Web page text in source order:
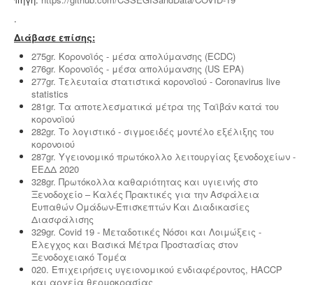
.
Διάβασε επίσης:
275gr. Κορονοϊός - μέσα απολύμανσης (ECDC)
276gr. Κορονοϊός - μέσα απολύμανσης (US EPA)
277gr. Τελευταία στατιστικά κορονοϊού - Coronavirus live
statistics
281gr. Τα αποτελεσματικά μέτρα της Ταϊβάν κατά του
κορονοϊού
282gr. Το λογιστικό - σιγμοειδές μοντέλο εξέλιξης του
κορονοιού
287gr. Υγειονομικό πρωτόκολλο λειτουργίας ξενοδοχείων -
ΕΕΔΔ 2020
328gr. Πρωτόκολλα καθαριότητας και υγιεινής στο
Ξενοδοχείο – Καλές Πρακτικές για την Ασφάλεια
Ευπαθών Ομάδων-Επισκεπτών Και Διαδικασίες
Διασφάλισης
329gr. Covid 19 - Μεταδοτικές Νόσοι και Λοιμώξεις -
Έλεγχος και Βασικά Μέτρα Προστασίας στον
Ξενοδοχειακό Τομέα
020. Επιχειρήσεις υγειονομικού ενδιαφέροντος, HACCP
και αρχεία θερμοκρασίας